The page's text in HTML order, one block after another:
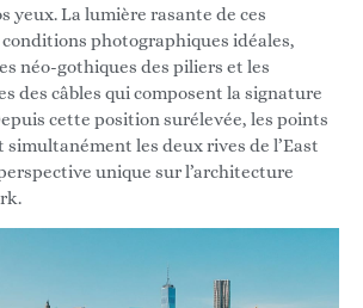
yeux. La lumière rasante de ces
photographiques idéales,
néo-gothiques des piliers et les
des câbles qui composent la signature
cette position surélevée, les points
simultanément les deux rives de l’East
unique sur l’architecture